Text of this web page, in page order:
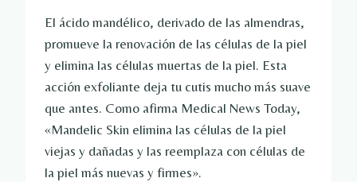
El ácido mandélico, derivado de las almendras,
promueve la renovación de las células de la piel
y elimina las células muertas de la piel. Esta
acción exfoliante deja tu cutis mucho más suave
que antes. Como afirma Medical News Today,
«Mandelic Skin elimina las células de la piel
viejas y dañadas y las reemplaza con células de
la piel más nuevas y firmes».